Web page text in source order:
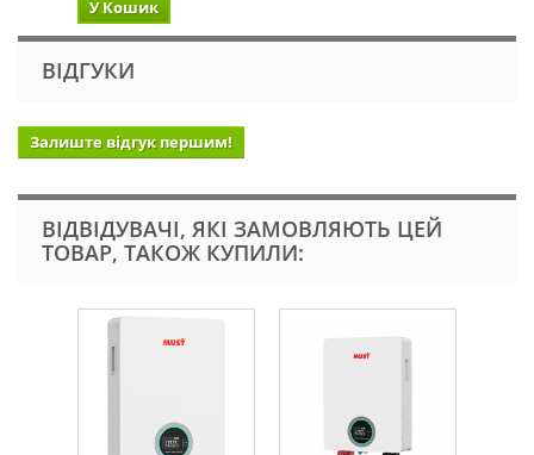
У Кошик
ВІДГУКИ
Залиште відгук першим!
ВІДВІДУВАЧІ, ЯКІ ЗАМОВЛЯЮТЬ ЦЕЙ
ТОВАР, ТАКОЖ КУПИЛИ: